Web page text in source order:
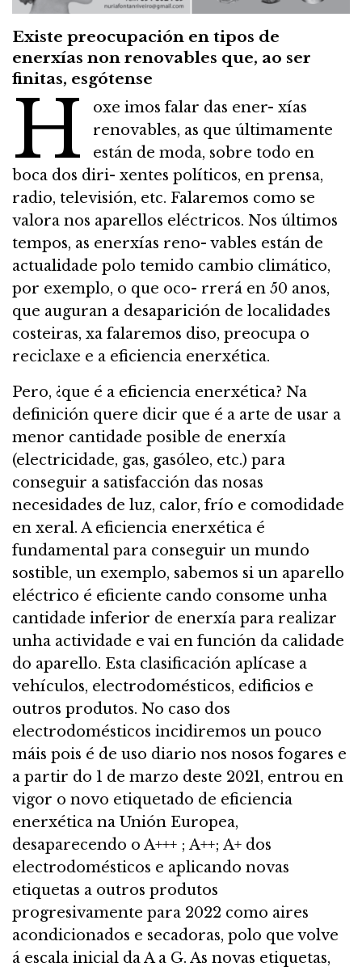
Existe preocupación en tipos de
enerxías non renovables que, ao ser
finitas, esgótense
H
oxe imos falar das ener- xías
renovables, as que últimamente
están de moda, sobre todo en
boca dos diri- xentes políticos, en prensa,
radio, televisión, etc. Falaremos como se
valora nos aparellos eléctricos. Nos últimos
tempos, as enerxías reno- vables están de
actualidade polo temido cambio climático,
por exemplo, o que oco- rrerá en 50 anos,
que auguran a desaparición de localidades
costeiras, xa falaremos diso, preocupa o
reciclaxe e a eficiencia enerxética.
Pero, ¿que é a eficiencia enerxética? Na
definición quere dicir que é a arte de usar a
menor cantidade posible de enerxía
(electricidade, gas, gasóleo, etc.) para
conseguir a satisfacción das nosas
necesidades de luz, calor, frío e comodidade
en xeral. A eficiencia enerxética é
fundamental para conseguir un mundo
sostible, un exemplo, sabemos si un aparello
eléctrico é eficiente cando consome unha
cantidade inferior de enerxía para realizar
unha actividade e vai en función da calidade
do aparello. Esta clasificación aplícase a
vehículos, electrodomésticos, edificios e
outros produtos. No caso dos
electrodomésticos incidiremos un pouco
máis pois é de uso diario nos nosos fogares e
a partir do 1 de marzo deste 2021, entrou en
vigor o novo etiquetado de eficiencia
enerxética na Unión Europea,
desaparecendo o A+++ ; A++; A+ dos
electrodomésticos e aplicando novas
etiquetas a outros produtos
progresivamente para 2022 como aires
acondicionados e secadoras, polo que volve
á escala inicial da A a G. As novas etiquetas,